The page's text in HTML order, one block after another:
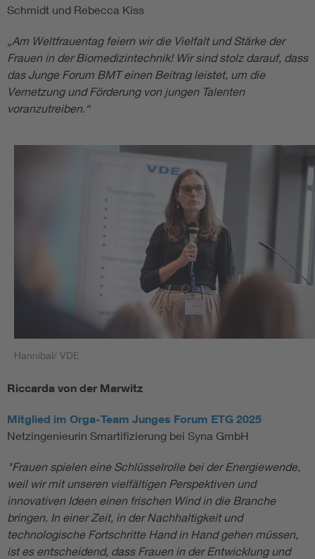
Schmidt und Rebecca Kiss
„Am Weltfrauentag feiern wir die Vielfalt und Stärke der
Frauen in der Biomedizintechnik! Wir sind stolz darauf, dass
das Junge Forum BMT einen Beitrag leistet, um die
Vernetzung und Förderung von jungen Talenten
voranzutreiben.“
Hannibal/ VDE
Riccarda von der Marwitz
Mitglied im Orga-Team Junges Forum ETG 2025
Netzingenieurin Smartifizierung bei Syna GmbH
"Frauen spielen eine Schlüsselrolle bei der Energiewende,
weil wir mit unseren vielfältigen Perspektiven und
innovativen Ideen einen frischen Wind in die Branche
bringen. In einer Zeit, in der Nachhaltigkeit und
technologische Fortschritte Hand in Hand gehen müssen,
ist es entscheidend, dass Frauen in der Entwicklung und